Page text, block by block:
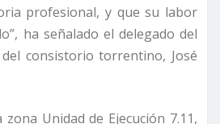
profesional, y que su labor
ha señalado el delegado del
consistorio torrentino, José
Unidad de Ejecución 7.11,